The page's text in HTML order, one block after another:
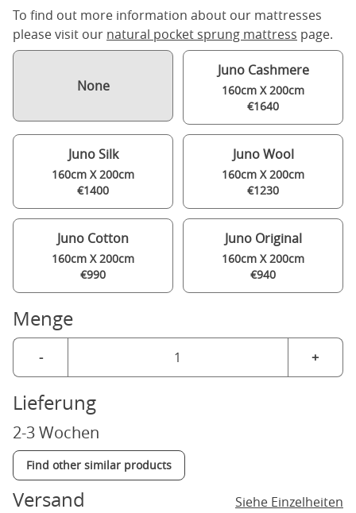
To find out more information about our mattresses
please visit our natural pocket sprung mattress page.
None
Juno Cashmere
160cm X 200cm
€1640
Juno Silk
160cm X 200cm
€1400
Juno Wool
160cm X 200cm
€1230
Juno Cotton
160cm X 200cm
€990
Juno Original
160cm X 200cm
€940
Menge
- +
Lieferung
2-3 Wochen
Find other similar products
Versand Siehe Einzelheiten